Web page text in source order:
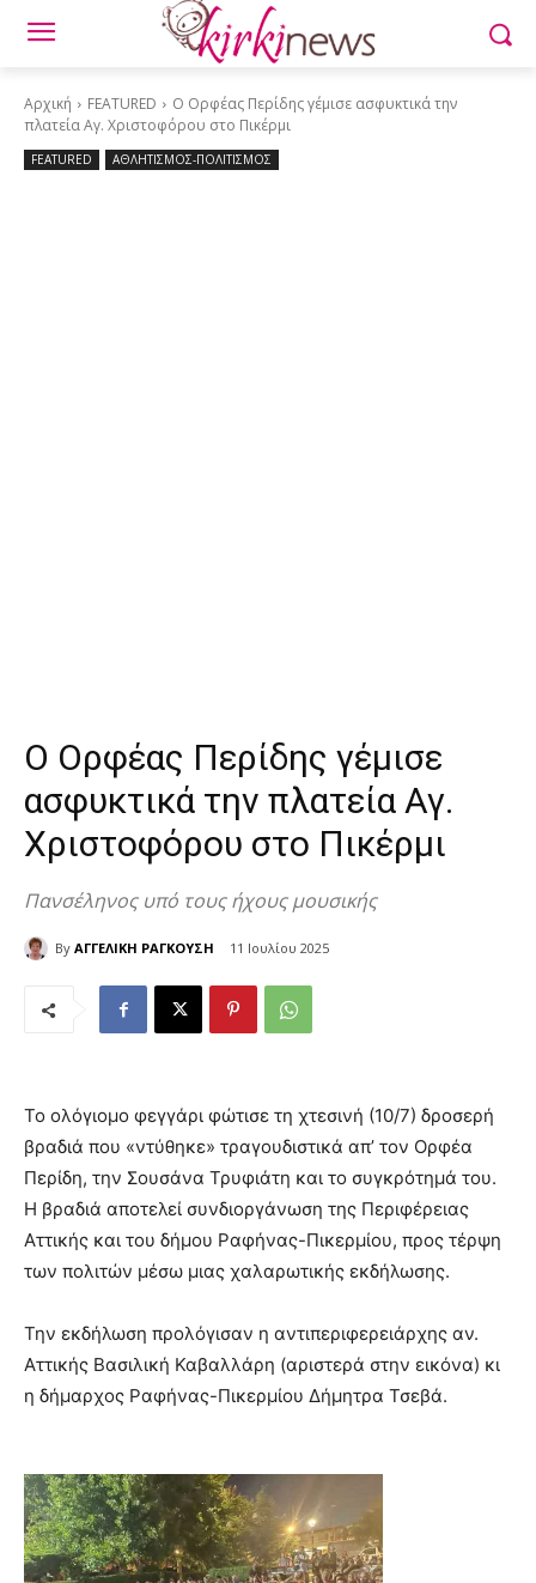
Αρχική FEATURED
Ο Ορφέας Περίδης γέμισε ασφυκτικά την
πλατεία Αγ. Χριστοφόρου στο Πικέρμι
FEATURED ΑΘΛΗΤΙΣΜΟΣ-ΠΟΛΙΤΙΣΜΟΣ
Ο Ορφέας Περίδης γέμισε
ασφυκτικά την πλατεία Αγ.
Χριστοφόρου στο Πικέρμι
Πανσέληνος υπό τους ήχους μουσικής
By ΑΓΓΕΛΙΚΗ ΡΑΓΚΟΥΣΗ 11 Ιουλίου 2025
Το ολόγιομο φεγγάρι φώτισε τη χτεσινή (10/7) δροσερή
βραδιά που «ντύθηκε» τραγουδιστικά απ’ τον Ορφέα
Περίδη, την Σουσάνα Τρυφιάτη και το συγκρότημά του.
Η βραδιά αποτελεί συνδιοργάνωση της Περιφέρειας
Αττικής και του δήμου Ραφήνας-Πικερμίου, προς τέρψη
των πολιτών μέσω μιας χαλαρωτικής εκδήλωσης.
Την εκδήλωση προλόγισαν η αντιπεριφερειάρχης αν.
Αττικής Βασιλική Καβαλλάρη (αριστερά στην εικόνα) κι
η δήμαρχος Ραφήνας-Πικερμίου Δήμητρα Τσεβά.